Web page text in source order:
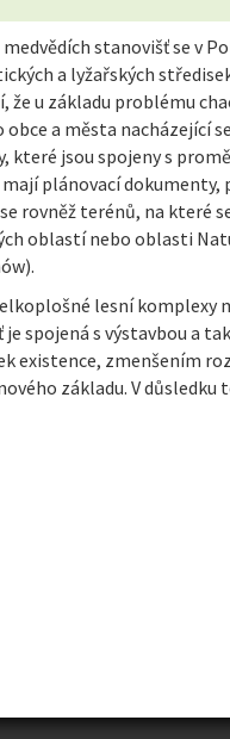
stanovišť se v
a lyžařských
že u základu problému
a města nacházející
které jsou spojeny s
plánovací dokumenty,
rovněž terénů, na které
oblastí nebo oblasti
lesní komplexy
spojená s výstavbou a
existence, zmenšením
základu. V důsledku